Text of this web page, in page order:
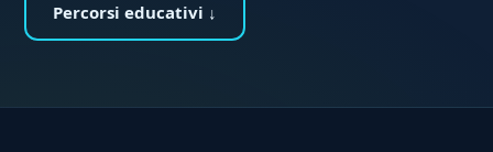
Percorsi educativi ↓